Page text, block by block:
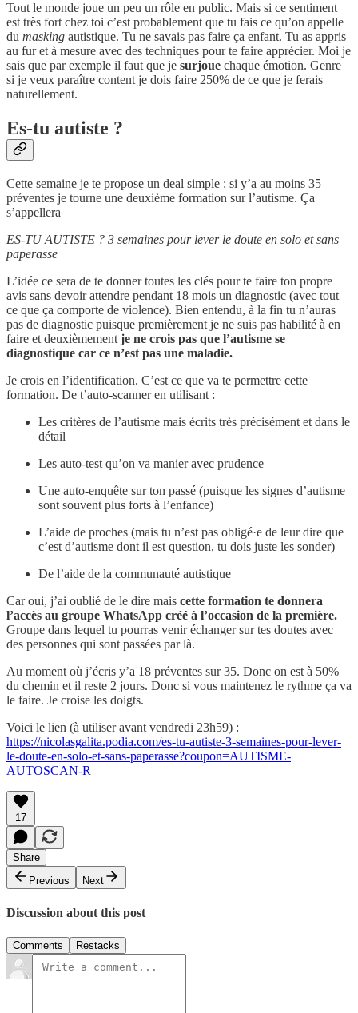
Tout le monde joue un peu un rôle en public. Mais si ce sentiment
est très fort chez toi c’est probablement que tu fais ce qu’on appelle
du masking autistique. Tu ne savais pas faire ça enfant. Tu as appris
au fur et à mesure avec des techniques pour te faire apprécier. Moi je
sais que par exemple il faut que je surjoue chaque émotion. Genre
si je veux paraître content je dois faire 250% de ce que je ferais
naturellement.
Es-tu autiste ?
Cette semaine je te propose un deal simple : si y’a au moins 35
préventes je tourne une deuxième formation sur l’autisme. Ça
s’appellera
ES-TU AUTISTE ? 3 semaines pour lever le doute en solo et sans
paperasse
L’idée ce sera de te donner toutes les clés pour te faire ton propre
avis sans devoir attendre pendant 18 mois un diagnostic (avec tout
ce que ça comporte de violence). Bien entendu, à la fin tu n’auras
pas de diagnostic puisque premièrement je ne suis pas habilité à en
faire et deuxièmement je ne crois pas que l’autisme se
diagnostique car ce n’est pas une maladie.
Je crois en l’identification. C’est ce que va te permettre cette
formation. De t’auto-scanner en utilisant :
Les critères de l’autisme mais écrits très précisément et dans le
détail
Les auto-test qu’on va manier avec prudence
Une auto-enquête sur ton passé (puisque les signes d’autisme
sont souvent plus forts à l’enfance)
L’aide de proches (mais tu n’est pas obligé·e de leur dire que
c’est d’autisme dont il est question, tu dois juste les sonder)
De l’aide de la communauté autistique
Car oui, j’ai oublié de le dire mais cette formation te donnera
l’accès au groupe WhatsApp créé à l’occasion de la première.
Groupe dans lequel tu pourras venir échanger sur tes doutes avec
des personnes qui sont passées par là.
Au moment où j’écris y’a 18 préventes sur 35. Donc on est à 50%
du chemin et il reste 2 jours. Donc si vous maintenez le rythme ça va
le faire. Je croise les doigts.
Voici le lien (à utiliser avant vendredi 23h59) :
https://nicolasgalita.podia.com/es-tu-autiste-3-semaines-pour-lever-
le-doute-en-solo-et-sans-paperasse?coupon=AUTISME-
AUTOSCAN-R
17
Share
Previous
Next
Discussion about this post
Comments Restacks